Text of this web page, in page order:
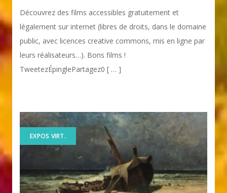
Découvrez des films accessibles gratuitement et
légalement sur internet (libres de droits, dans le domaine
public, avec licences creative commons, mis en ligne par
leurs réalisateurs…). Bons films !
TweetezÉpinglePartagez0 [ … ]
EXPOS VIRT.